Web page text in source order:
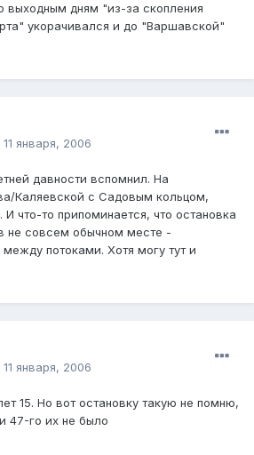
выходным дням "из-за скопления
укорачивался и до "Варшавской"
11 января, 2006
давности вспомнил. На
Каляевской с Садовым кольцом,
что-то припоминается, что остановка
не совсем обычном месте -
потоками. Хотя могу тут и
11 января, 2006
15. Но вот остановку такую не помню,
47-го их не было